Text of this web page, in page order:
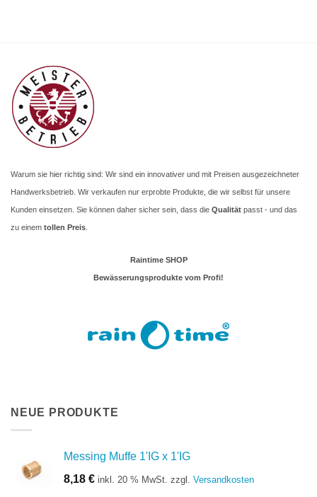
Warum sie hier richtig sind: Wir sind ein innovativer und mit Preisen ausgezeichneter
Handwerksbetrieb. Wir verkaufen nur erprobte Produkte, die wir selbst für unsere
Kunden einsetzen. Sie können daher sicher sein, dass die Qualität passt - und das
zu einem tollen Preis
Raintime SHOP
Bewässerungsprodukte vom Profi!
NEUE PRODUKTE
Messing Muffe 1'IG x 1'IG
8,18 € inkl. 20 % MwSt. zzgl. Versandkosten